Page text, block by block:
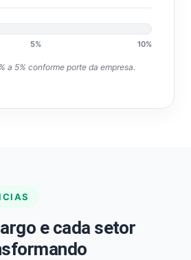
5% 10%
a 5% conforme porte da empresa.
e cada setor